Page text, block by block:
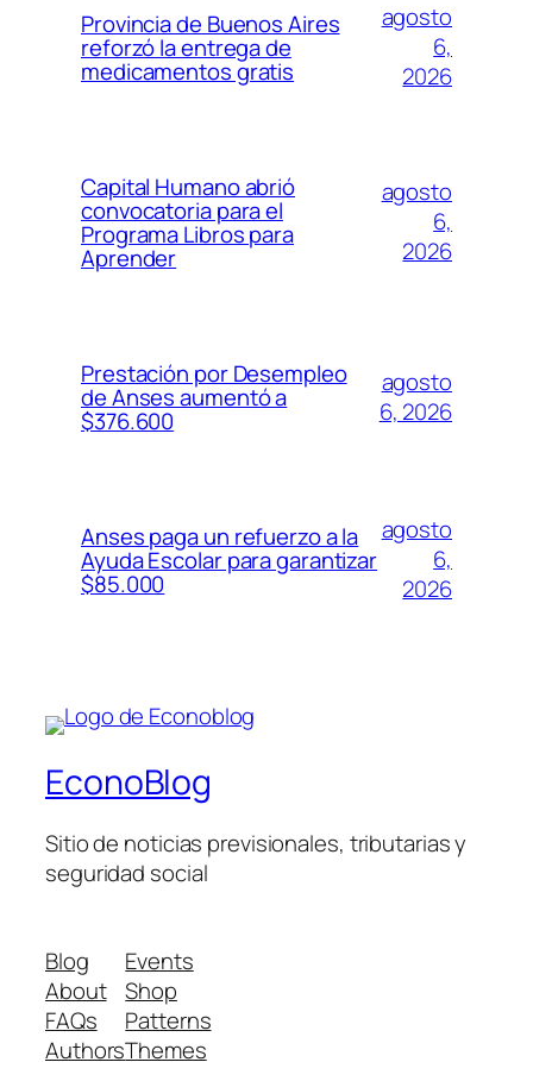
Provincia de Buenos Aires
reforzó la entrega de
medicamentos gratis
agosto
6,
2026
Capital Humano abrió
convocatoria para el
Programa Libros para
Aprender
agosto
6,
2026
Prestación por Desempleo
de Anses aumentó a
$376.600
agosto
6, 2026
Anses paga un refuerzo a la
Ayuda Escolar para garantizar
$85.000
agosto
6,
2026
EconoBlog
Sitio de noticias previsionales, tributarias y
seguridad social
Blog
About
FAQs
Authors
Events
Shop
Patterns
Themes